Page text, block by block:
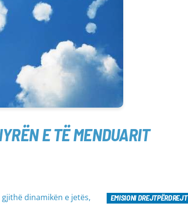
E TË MENDUARIT
dinamikën e jetës,
EMISIONI DREJTPËRDREJT